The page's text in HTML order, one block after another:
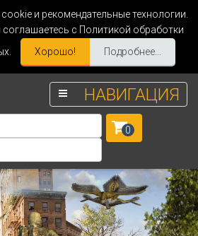
и рекомендательные технологии.
с Политикой обработки
Хорошо! Подробнее...
НАВИГАЦИЯ
0